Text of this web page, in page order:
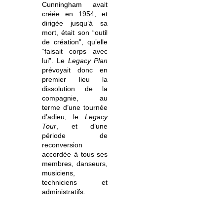
Cunningham avait
créée en 1954, et
dirigée jusqu’à sa
mort, était son “outil
de création”, qu’elle
“faisait corps avec
lui”. Le Legacy Plan
prévoyait donc en
premier lieu la
dissolution de la
compagnie, au
terme d’une tournée
d’adieu, leLegacy
Tour , et d’une
période de
reconversion
accordée à tous ses
membres, danseurs,
musiciens,
techniciens et
administratifs.